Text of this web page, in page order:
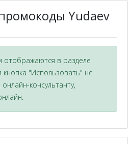
Yudaev
отображаются в разделе
"Использовать" не
консультанту,